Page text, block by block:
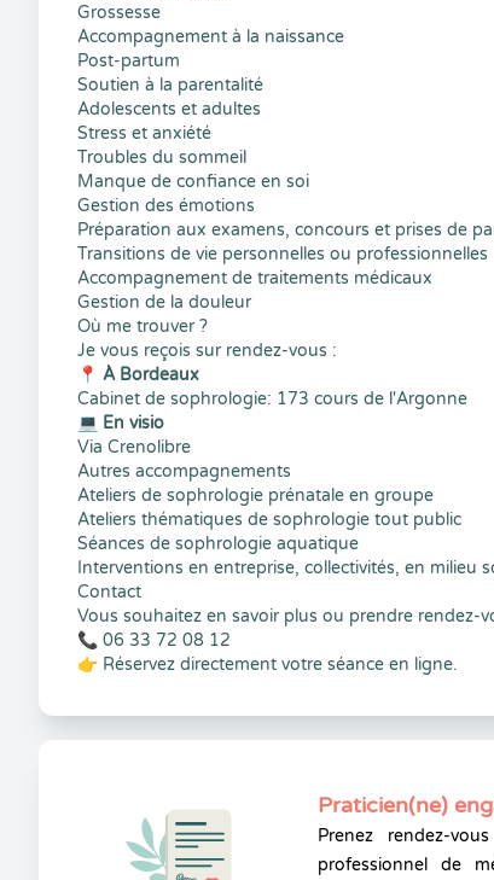
Grossesse
Accompagnement à la naissance
Post-partum
Soutien à la parentalité
Adolescents et adultes
Stress et anxiété
Troubles du sommeil
Manque de confiance en soi
Gestion des émotions
Préparation aux examens, concours et prises de
Transitions de vie personnelles ou professionnelles
Accompagnement de traitements médicaux
Gestion de la douleur
Où me trouver ?
Je vous reçois sur rendez-vous :
📍 À Bordeaux
Cabinet de sophrologie: 173 cours de l'Argonne
💻 En visio
Via Crenolibre
Autres accompagnements
Ateliers de sophrologie prénatale en groupe
Ateliers thématiques de sophrologie tout public
Séances de sophrologie aquatique
Interventions en entreprise, collectivités, en milieu
Contact
Vous souhaitez en savoir plus ou prendre rendez-
📞 06 33 72 08 12
👉 Réservez directement votre séance en ligne.
Praticien(ne)
Prenez rendez-
professionnel de